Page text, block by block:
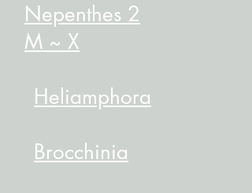
Nepenthes 2
M ~ X
Heliamphora
​Brocchinia